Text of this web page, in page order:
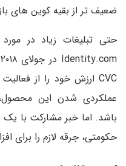
ضعیف تر از بقیه کوین های
حتی تبلیغات زیاد در
عملکردی شدن این
باشد. اما خبر مشارکت با
حکومتی، جرقه لازم را برای